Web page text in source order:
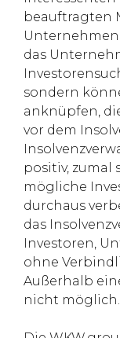
beauftragten
das
sondern
anknüpfen,
vor dem
positiv, zumal
mögliche
durchaus
das
Investoren,
ohne
Außerhalb
nicht möglich.